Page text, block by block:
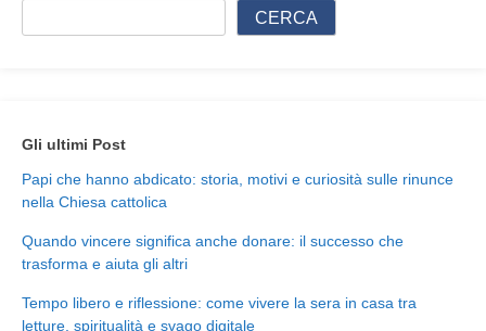
CERCA
Gli ultimi Post
Papi che hanno abdicato: storia, motivi e curiosità sulle rinunce
nella Chiesa cattolica
Quando vincere significa anche donare: il successo che
trasforma e aiuta gli altri
Tempo libero e riflessione: come vivere la sera in casa tra
letture, spiritualità e svago digitale